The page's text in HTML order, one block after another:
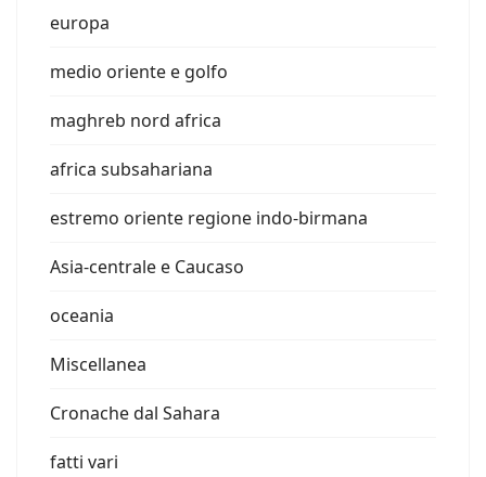
europa
medio oriente e golfo
maghreb nord africa
africa subsahariana
estremo oriente regione indo-birmana
Asia-centrale e Caucaso
oceania
Miscellanea
Cronache dal Sahara
fatti vari